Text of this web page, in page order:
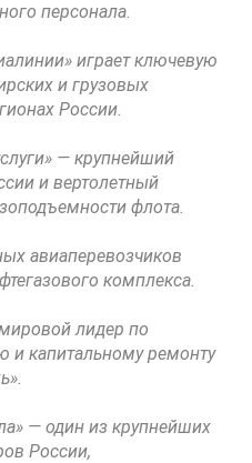
персонала.
играет ключевую
и грузовых
России.
— крупнейший
и вертолетный
флота.
авиаперевозчиков
комплекса.
лидер по
и капитальному ремонту
— один из крупнейших
России,